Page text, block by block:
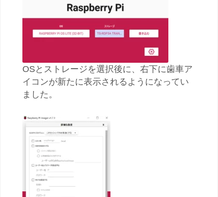
OSとストレージを選択後に、右下に歯車ア
イコンが新たに表示されるようになってい
ました。